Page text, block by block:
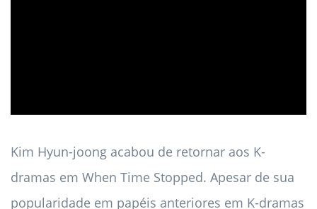
Kim Hyun-joong acabou de retornar aos K-
dramas em When Time Stopped. Apesar de sua
popularidade em papéis anteriores em K-dramas